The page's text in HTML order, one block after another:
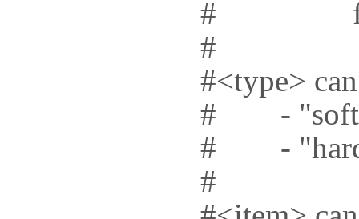
# for
#
#<type>
# - "soft"
# - "hard"
#